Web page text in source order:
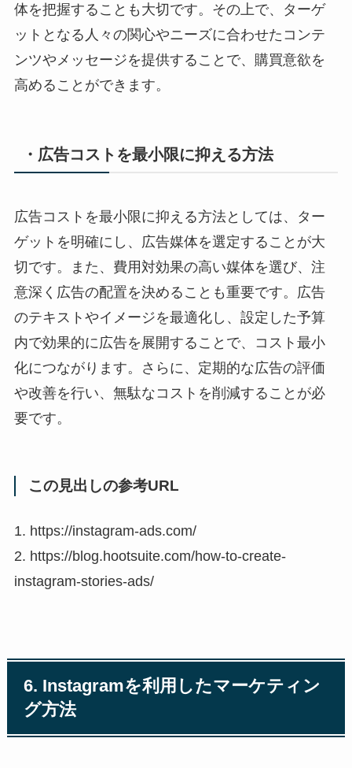
体を把握することも大切です。その上で、ターゲ
ットとなる人々の関心やニーズに合わせたコンテ
ンツやメッセージを提供することで、購買意欲を
高めることができます。
・広告コストを最小限に抑える方法
広告コストを最小限に抑える方法としては、ター
ゲットを明確にし、広告媒体を選定することが大
切です。また、費用対効果の高い媒体を選び、注
意深く広告の配置を決めることも重要です。広告
のテキストやイメージを最適化し、設定した予算
内で効果的に広告を展開することで、コスト最小
化につながります。さらに、定期的な広告の評価
や改善を行い、無駄なコストを削減することが必
要です。
この見出しの参考URL
1. https://instagram-ads.com/
2. https://blog.hootsuite.com/how-to-create-
instagram-stories-ads/
6. Instagramを利用したマーケティン
グ方法